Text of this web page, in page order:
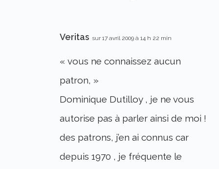
Veritas sur 17 avril 2009 à 14 h 22 min
« vous ne connaissez aucun
patron, »
Dominique Dutilloy , je ne vous
autorise pas à parler ainsi de moi !
des patrons, j’en ai connus car
depuis 1970 , je fréquente le